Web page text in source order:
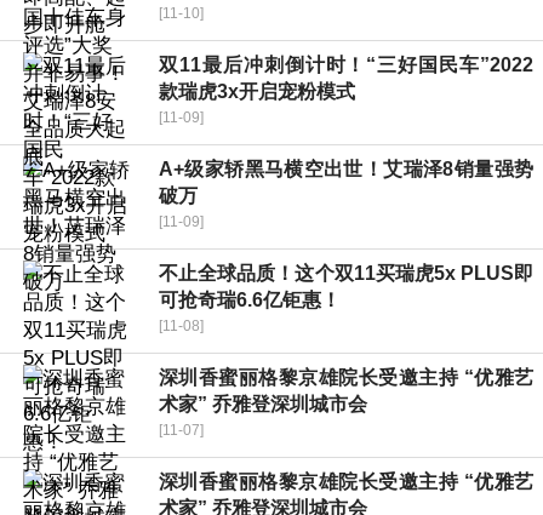
[11-10]
双11最后冲刺倒计时！“三好国民车”2022
款瑞虎3x开启宠粉模式
[11-09]
A+级家轿黑马横空出世！艾瑞泽8销量强势
破万
[11-09]
不止全球品质！这个双11买瑞虎5x PLUS即
可抢奇瑞6.6亿钜惠！
[11-08]
深圳香蜜丽格黎京雄院长受邀主持 “优雅艺
术家” 乔雅登深圳城市会
[11-07]
深圳香蜜丽格黎京雄院长受邀主持 “优雅艺
术家” 乔雅登深圳城市会